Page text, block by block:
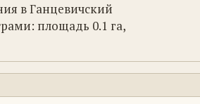
в Ганцевичский
площадь 0.1 га,